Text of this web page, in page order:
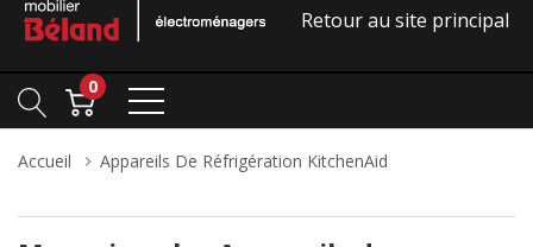
Retour au site principal
0
Accueil Appareils De Réfrigération KitchenAid